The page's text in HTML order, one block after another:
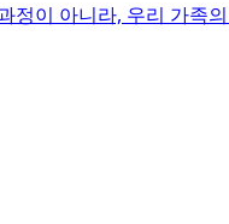
이 아니라, 우리 가족